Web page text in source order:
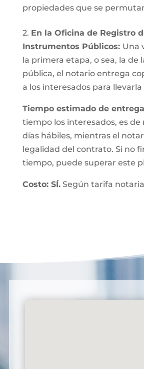
propiedades que se
2. En la Oficina de Registro
Instrumentos Públicos: Una
la primera etapa, o sea, la de
pública, el notario entrega
a los interesados para llevarla
Tiempo estimado de
tiempo los interesados, es
días hábiles, mientras el
legalidad del contrato. Si no
tiempo, puede superar este
Costo: SÍ.Según tarifa